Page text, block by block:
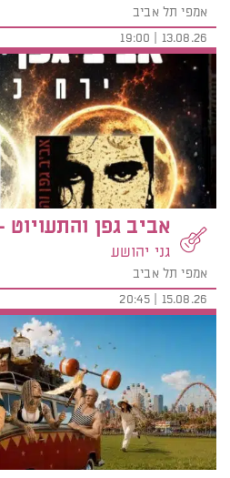
אמפי תל אביב
13.08.26 | 19:00
אביב גפן והתעויוט
גני יהושע
אמפי תל אביב
15.08.26 | 20:45